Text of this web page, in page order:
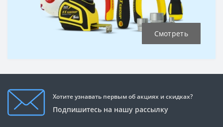
Смотреть
Хотите узнавать первым об акциях и скидках?
Подпишитесь на нашу рассылку